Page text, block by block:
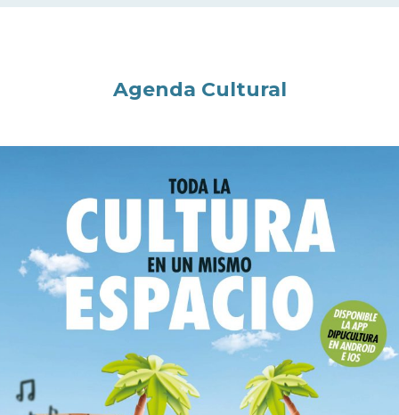
Agenda Cultural